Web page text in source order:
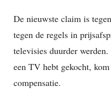
De nieuwste claim is
tegen de regels in
televisies duurder
een TV hebt gekocht,
compensatie.